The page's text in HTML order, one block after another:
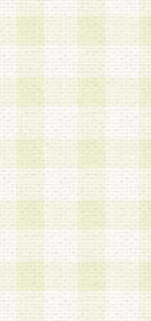
会員登録後、本サイ
は、前条に基づき
使用するものとしま
に当社が付与したロ
しては、全て会員
当社から付与された
変更、売買その他
のとします。
会員によるログイ
三者の利用に伴う
無、その他原因の